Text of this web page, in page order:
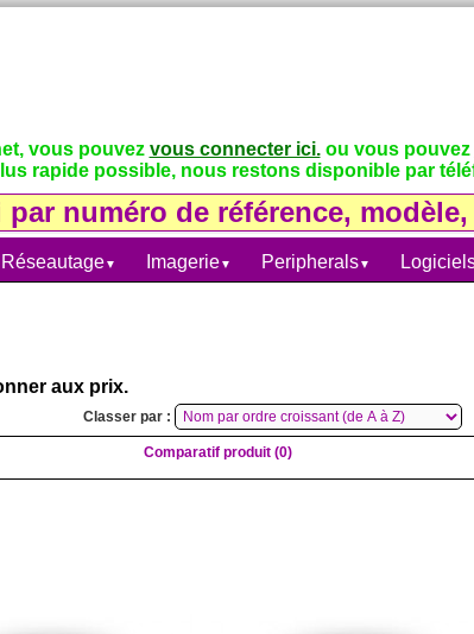
vous pouvez vous connecter ici.ou vous pouvez
rapide possible, nous restons disponible par
Réseautage▼ Imagerie▼ Peripherals▼
aux prix.
Classer par :
Comparatif produit (0)